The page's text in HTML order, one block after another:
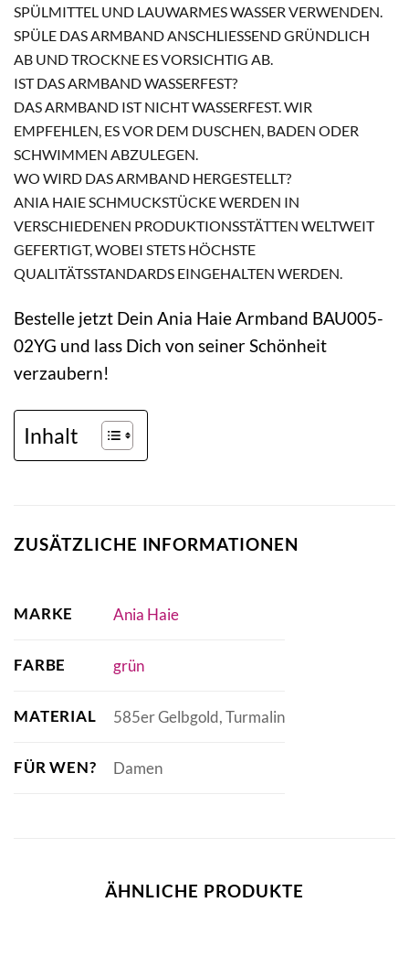
PÜLMITTEL UND LAUWARMES WASSER VERWENDEN. S
PÜLE DAS ARMBAND ANSCHLIESSEND GRÜNDLICH AB
UND TROCKNE ES VORSICHTIG AB.
IST DAS ARMBAND WASSERFEST?
DAS ARMBAND IST NICHT WASSERFEST. WIR
EMPFEHLEN, ES VOR DEM DUSCHEN, BADEN ODER
SCHWIMMEN ABZULEGEN.
WO WIRD DAS ARMBAND HERGESTELLT?
ANIA HAIE SCHMUCKSTÜCKE WERDEN IN
VERSCHIEDENEN PRODUKTIONSSTÄTTEN WELTWEIT
GEFERTIGT, WOBEI STETS HÖCHSTE
QUALITÄTSSTANDARDS EINGEHALTEN WERDEN.
Bestelle jetzt Dein Ania Haie Armband BAU005-
02YG und lass Dich von seiner Schönheit
verzaubern!
Inhalt
ZUSÄTZLICHE INFORMATIONEN
MARKE Ania Haie
FARBE grün
MATERIAL 585er Gelbgold, Turmalin
FÜR WEN? Damen
ÄHNLICHE PRODUKTE